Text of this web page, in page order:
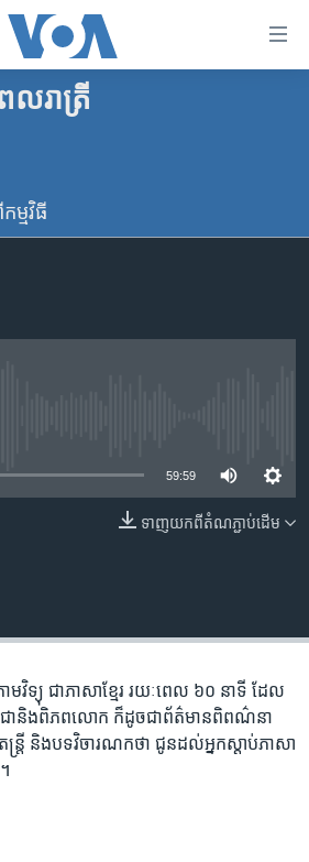
លរាត្រី
Music
ម្មវិធី​
59:59
ទាញ​យក​ពី​តំណភ្ជាប់​ដើម
តាម​វិទ្យុ ​ជាភាសា​ខ្មែរ​ រយៈ​ពេល​ ៦០​ នាទី ដែល​
ជា​និង​ពិភព​លោក ​ក៏ដូច​ជា​ព័ត៌មាន​ពិពណ៌នា
ន្ត្រី ​និង​បទ​វិចារណកថា​ ជូន​ដល់​អ្នក​ស្តាប់​ភាសា​